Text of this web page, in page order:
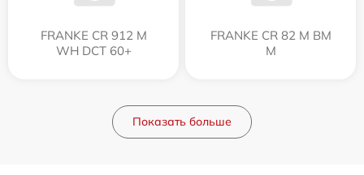
FRANKE CR 912 M
WH DCT 60+
FRANKE CR 82 M BM
M
Показать больше